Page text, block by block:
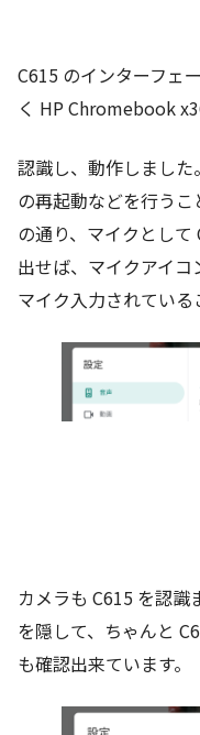
C615 のインターフェ
く HP Chromebook
認識し、動作しまし
の再起動などを行う
の通り、マイクとし
出せば、マイクアイ
マイク入力されている
カメラも C615 を認
を隠して、ちゃんと
も確認出来ています。